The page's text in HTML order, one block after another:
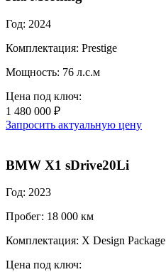
Год: 2024
Комплектация: Prestige
Мощность: 76 л.с.м
Цена под ключ:
1 480 000 ₽
Запросить актуальную цену
BMW X1 sDrive20Li
Год: 2023
Пробег: 18 000 км
Комплектация: X Design Package
Цена под ключ: